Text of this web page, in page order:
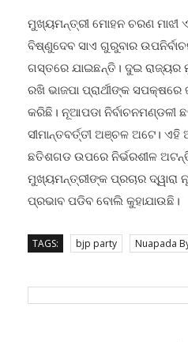
ମୁଖ୍ୟମନ୍ତ୍ରୀ ମୋହନ ଚରଣ ମାଝୀ
ବିଷ୍ଣୁଦେବ ସାଏ ଗୁରୁବାର
ଗସ୍ତରେ ଯାଇଛନ୍ତି। ଦୁଇ ରାଜ୍ୟର
ରଖି ଭାଜପା ପ୍ରାର୍ଥୀଙ୍କ
କରିଛି। ନୂଆପଡା ନିର୍ବାଚନମଣ୍ଡଳୀ
ସୀମାନ୍ତବର୍ତ୍ତୀ ଅଞ୍ଚଳ ଅଟେ।
ଛତିଶଗଡ ଉପରେ ନିର୍ଭରଶୀଳ
ମୁଖ୍ୟମନ୍ତ୍ରୀଙ୍କ ପ୍ରଚାର
ପ୍ରଭାବ ପଡିବ ବୋଲି କୁହାଯାଉଛି।
TAGS: bjp party Nuapada